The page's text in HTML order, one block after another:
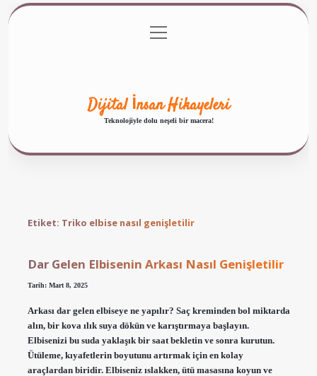
Gizlilik Politikası
menüyü
aç
Dijital İnsan Hikayeleri
Teknolojiyle dolu neşeli bir macera!
Etiket: Triko elbise nasıl genişletilir
Dar Gelen Elbisenin Arkası Nasıl Genişletilir
Tarih: Mart 8, 2025
Arkası dar gelen elbiseye ne yapılır? Saç kreminden bol miktarda
alın, bir kova ılık suya dökün ve karıştırmaya başlayın.
Elbisenizi bu suda yaklaşık bir saat bekletin ve sonra kurutun.
Ütüleme, kıyafetlerin boyutunu artırmak için en kolay
araçlardan biridir. Elbiseniz ıslakken, ütü masasına koyun ve